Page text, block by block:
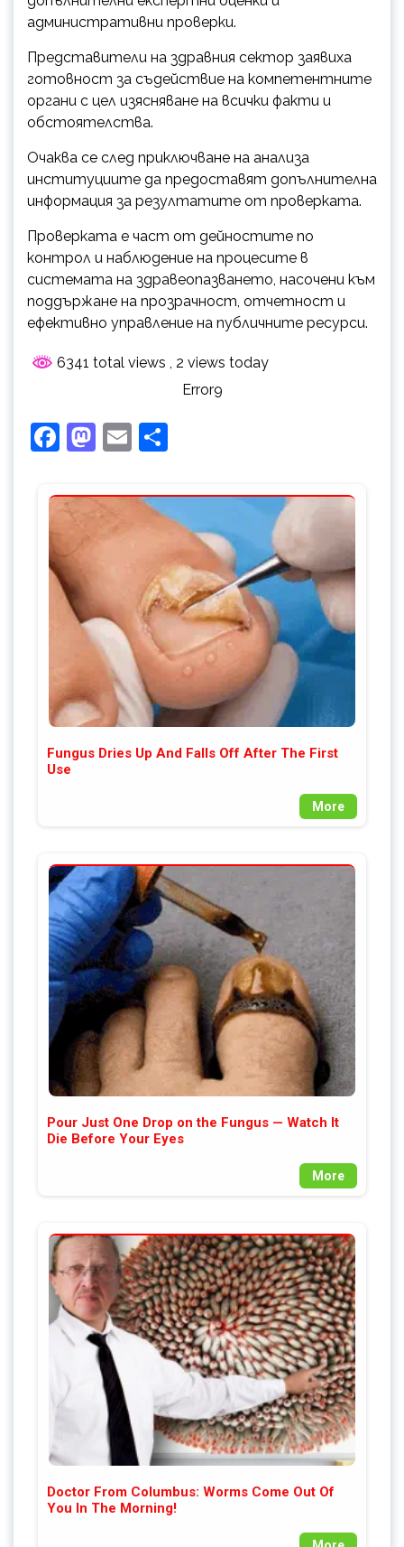
административни проверки.
Представители на здравния сектор заявиха
готовност за съдействие на компетентните
органи с цел изясняване на всички факти и
обстоятелства.
Очаква се след приключване на анализа
институциите да предоставят допълнителна
информация за резултатите от проверката.
Проверката е част от дейностите по
контрол и наблюдение на процесите в
системата на здравеопазването, насочени към
поддържане на прозрачност, отчетност и
ефективно управление на публичните ресурси.
6341 total views , 2 views today
Error9
Facebook
Mastodon
Email
Fungus Dries Up And Falls Off After The First
Use
More
Pour Just One Drop on the Fungus — Watch It
Die Before Your Eyes
More
Doctor From Columbus: Worms Come Out Of
You In The Morning!